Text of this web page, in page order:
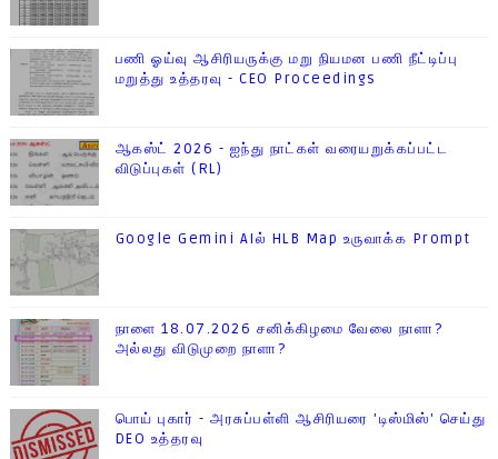
பணி ஓய்வு ஆசிரியருக்கு மறு நியமன பணி நீட்டிப்பு
மறுத்து உத்தரவு - CEO Proceedings
ஆகஸ்ட் 2026 - ஐந்து நாட்கள் வரையறுக்கப்பட்ட
விடுப்புகள் (RL)
Google Gemini AIல் HLB Map உருவாக்க Prompt
நாளை 18.07.2026 சனிக்கிழமை வேலை நாளா?
அல்லது விடுமுறை நாளா?
பொய் புகார் - அரசுப்பள்ளி ஆசிரியரை 'டிஸ்மிஸ்' செய்து
DEO உத்தரவு